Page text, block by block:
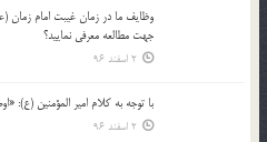
وظايف ما در زمان غيبت امام زمان
جهت مطالعه معرفي نماييد؟
2 اسفند 96
با توجه به كلام امير المؤمنين (ع):
2 اسفند 96